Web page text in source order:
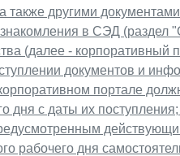
другими
в СЭД (раздел
(далее - корпоративный
документов и
портале
с даты их поступления;
рабочего дня